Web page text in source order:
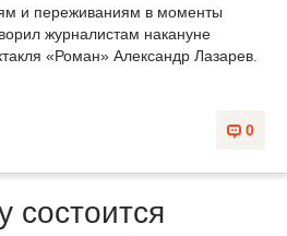
и переживаниям в моменты
журналистам накануне
«Роман» Александр Лазарев.
0
состоится